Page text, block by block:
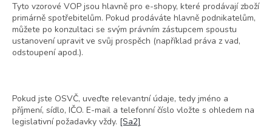
Tyto vzorové VOP jsou hlavně pro e-shopy, které prodávají zboží
primárně spotřebitelům. Pokud prodáváte hlavně podnikatelům,
můžete po konzultaci se svým právním zástupcem spoustu
ustanovení upravit ve svůj prospěch (například práva z vad,
odstoupení apod.).
Pokud jste OSVČ, uveďte relevantní údaje, tedy jméno a
příjmení, sídlo, IČO. E-mail a telefonní číslo vložte s ohledem na
legislativní požadavky vždy. [Sa2]